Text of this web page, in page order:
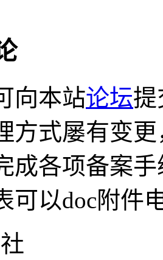
向本站论坛提
方式屡有变
成各项备案
可以doc附件